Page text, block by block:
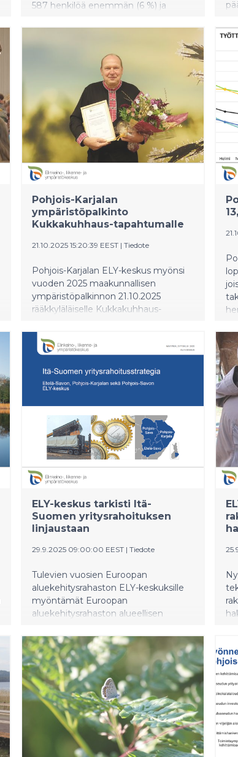
587 henkilöä enemmän (6 %) ja
4 %).
Pohjois-Karjalan
ympäristöpalkinto
Kukkakuhhaus-tapahtumalle
21.10.2025 15:20:39 EEST | Tiedote
Pohjois-Karjalan ELY-keskus myönsi
vuoden 2025 maakunnallisen
ympäristöpalkinnon 21.10.2025
rääkkyläläiselle Kukkakuhhaus-
Markku Haloselle. Palkitsemisen
perusteina olivat muun muassa
kestävyyden edistämisessä ja
ympäristötietoisuuden lisääminen.
1
ELY-keskus tarkisti Itä-
Suomen yritysrahoituksen
linjaustaan
29.9.2025 09:00:00 EEST | Tiedote
Tulevien vuosien Euroopan
aluekehitysrahaston ELY-keskuksille
myöntämät Euroopan
aluekehitysrahaston alueellisen
merkittävästi aiemmin ilmoitettuja
pienemmät. Vähentyneen
myöntövaltuuden vuoksi ELY-keskus
tarkisti yritysrahoitusta ohjaavan Itä-
Suomen yritysrahoitusstrategian
vastaamaan muuttunutta tilannetta.